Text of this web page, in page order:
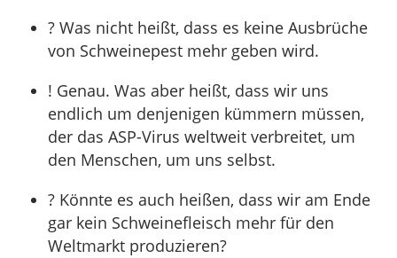
? Was nicht heißt, dass es keine Ausbrüche
von Schweinepest mehr geben wird.
! Genau. Was aber heißt, dass wir uns
endlich um denjenigen kümmern müssen,
der das ASP-Virus weltweit verbreitet, um
den Menschen, um uns selbst.
? Könnte es auch heißen, dass wir am Ende
gar kein Schweinefleisch mehr für den
Weltmarkt produzieren?